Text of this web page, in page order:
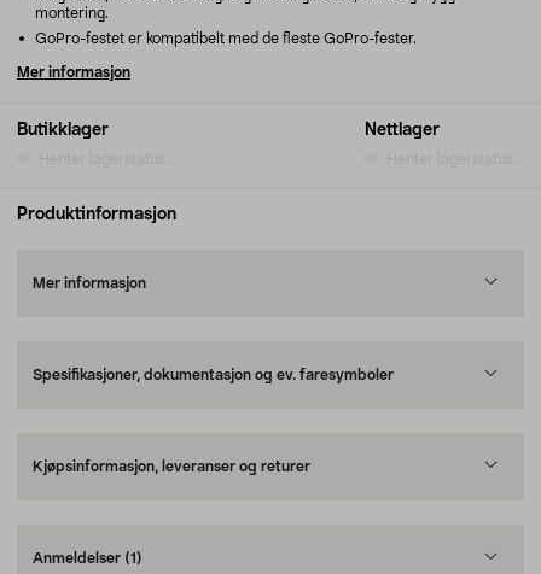
Butikklager Nettlager
montering.
GoPro-festet er kompatibelt med de fleste GoPro-fester.
Mer informasjon
Produktinformasjon
Mer informasjon
Spesifikasjoner, dokumentasjon og ev. faresymboler
Kjøpsinformasjon, leveranser og returer
Anmeldelser (1)